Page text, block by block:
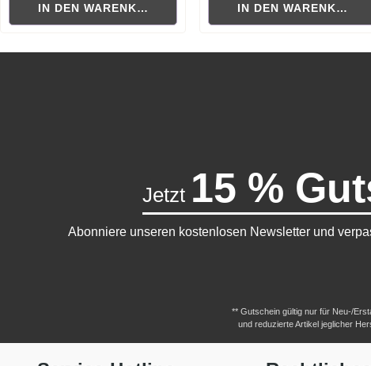
IN DEN WARENKORB IN DEN WARENKORB
Jetzt 15 %
Abonniere unseren kostenlosen Newsletter und
** Gutschein gültig nur für Neu-/
und reduzierte Artikel jeglicher